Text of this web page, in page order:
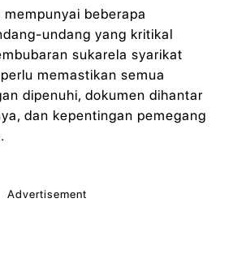
beberapa
undang yang kritikal
sukarela syarikat
memastikan semua
dipenuhi, dokumen dihantar
dan kepentingan pemegang
Advertisement